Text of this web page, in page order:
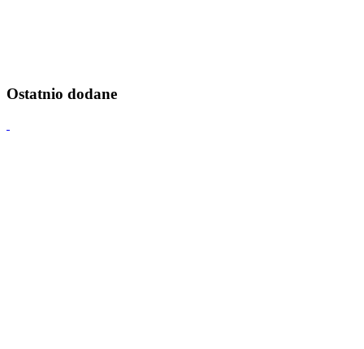
Ostatnio dodane